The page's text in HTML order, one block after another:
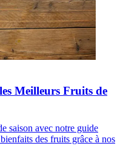
Meilleurs Fruits de
saison avec notre guide
des fruits grâce à nos